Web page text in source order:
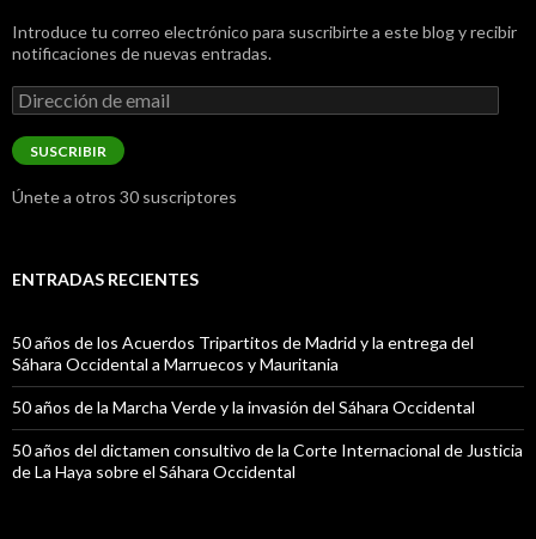
Introduce tu correo electrónico para suscribirte a este blog y recibir
notificaciones de nuevas entradas.
Dirección
de
email
SUSCRIBIR
Únete a otros 30 suscriptores
ENTRADAS RECIENTES
50 años de los Acuerdos Tripartitos de Madrid y la entrega del
Sáhara Occidental a Marruecos y Mauritania
50 años de la Marcha Verde y la invasión del Sáhara Occidental
50 años del dictamen consultivo de la Corte Internacional de Justicia
de La Haya sobre el Sáhara Occidental